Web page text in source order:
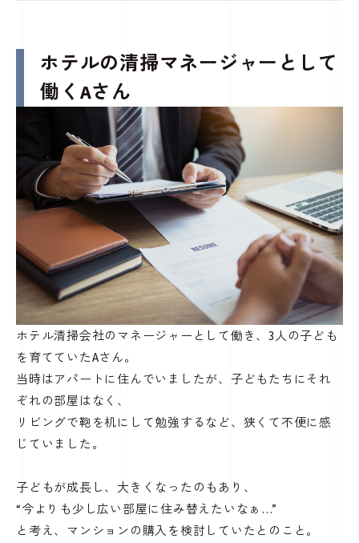
ホテルの清掃マネージャーとして
働くAさん
ホテル清掃会社のマネージャーとして働き、3人の子ども
を育てていたAさん。
当時はアパートに住んでいましたが、子どもたちにそれ
ぞれの部屋はなく、
リビングで鞄を机にして勉強するなど、狭くて不便に感
じていました。
子どもが成長し、大きくなったのもあり、
“今よりも少し広い部屋に住み替えたいなぁ…”
と考え、マンションの購入を検討していたとのこと。